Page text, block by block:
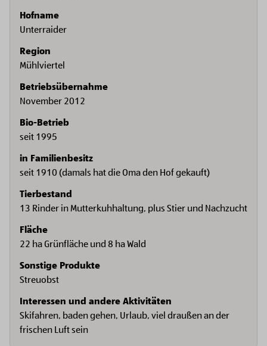
Hofname
Unterraider
Region
Mühlviertel
Betriebsübernahme
November 2012
Bio-Betrieb
seit 1995
in Familienbesitz
seit 1910 (damals hat die Oma den Hof gekauft)
Tierbestand
13 Rinder in Mutterkuhhaltung, plus Stier und Nachzucht
Fläche
22 ha Grünfläche und 8 ha Wald
Sonstige Produkte
Streuobst
Interessen und andere Aktivitäten
Skifahren, baden gehen, Urlaub, viel draußen an der
frischen Luft sein